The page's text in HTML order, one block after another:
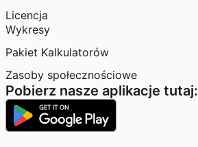
Licencja
Wykresy
Pakiet Kalkulatorów
Zasoby społecznościowe
Pobierz nasze aplikacje tutaj: